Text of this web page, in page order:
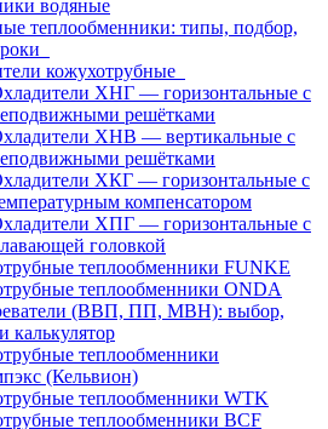
водяные
теплообменники: типы, подбор,
кожухотрубные
ХНГ — горизонтальные с
решётками
ХНВ — вертикальные с
решётками
ХКГ — горизонтальные с
компенсатором
ХПГ — горизонтальные с
головкой
теплообменники FUNKE
теплообменники ONDA
(ВВП, ПП, МВН): выбор,
калькулятор
теплообменники
(Кельвион)
теплообменники WTK
теплообменники BCF